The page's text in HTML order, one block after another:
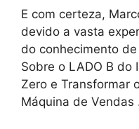
E com certeza,
devido a vasta
do conhecimento
Sobre o LADO B do
Zero e Transformar
Máquina de Vendas